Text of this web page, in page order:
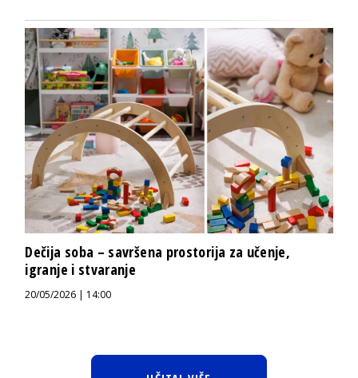
Dečija soba – savršena prostorija za učenje,
igranje i stvaranje
20/05/2026 | 14:00